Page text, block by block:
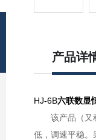
产品详
HJ-6B六联数显
该产品（又
低，调速平稳。